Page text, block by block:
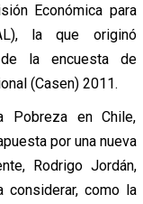
Económica para
la que originó
la encuesta de
(Casen) 2011.
Pobreza en Chile,
por una nueva
Rodrigo Jordán,
considerar, como la